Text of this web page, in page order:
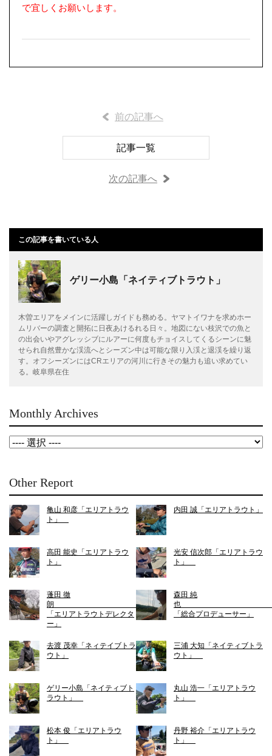
で宜しくお願いします。
前の記事へ
記事一覧
次の記事へ
この記事を書いている人
ゲリー小島「ネイティブトラウト」
木曽エリアをメインに活躍しガイドも務める。ヤマトイワナを求めホー
ムリバーの調査と開拓に日夜あけるれる日々。地図にない枝沢での魚と
の出会いやアグレッシブにルアーに何度もチョイスしてくるシーンに魅
せられ自然豊かな渓流へとシーズン中は可能な限り入渓と退渓を繰り返
す。オフシーズンにはCRエリアの河川に行きその魅力も追い求めてい
る。岐阜県在住
Monthly Archives
Other Report
亀山 和彦「エリアトラウ
ト」
内田 誠「エリアトラウト」
高田 能史「エリアトラウ
ト」
光安 信次郎「エリアトラウ
ト」
蓬田 徹
朗
「エリアトラウトデレクタ
ー」
森田 純
「総合プロデューサー」
去渡 茂幸「ネィテイブトラ
ウト」
三浦 大知「ネイティブトラ
ウト」
ゲリー小島「ネイティブト
ラウト」
丸山 浩一「エリアトラウ
ト」
松本 俊「エリアトラウ
ト」
丹野 裕介「エリアトラウ
ト」